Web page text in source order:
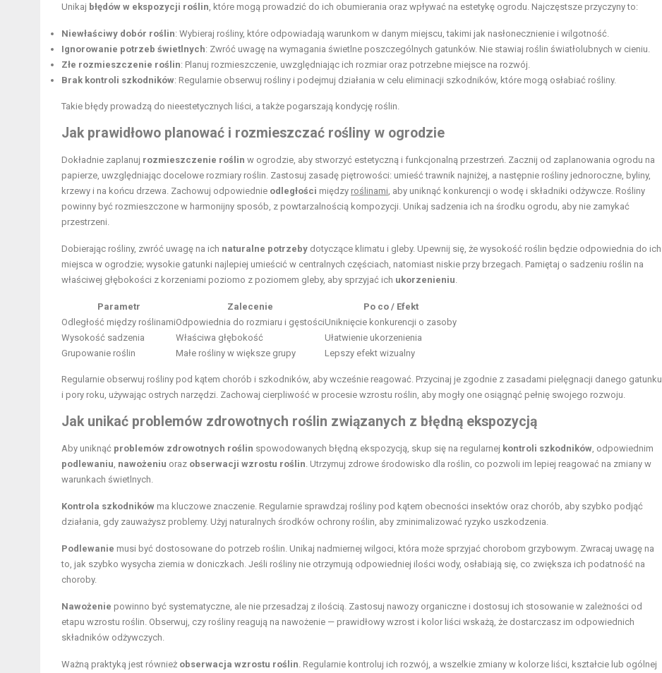
Unikaj błędów w ekspozycji roślin , które mogą prowadzić do ich obumierania oraz wpływać na estetykę ogrodu. Najczęstsze przyczyny to:
Niewłaściwy dobór roślin: Wybieraj rośliny, które odpowiadają warunkom w danym miejscu, takimi jak nasłonecznienie i wilgotność.
Ignorowanie potrzeb świetlnych: Zwróć uwagę na wymagania świetlne poszczególnych gatunków. Nie stawiaj roślin światłolubnych w cieniu.
Złe rozmieszczenie roślin: Planuj rozmieszczenie, uwzględniając ich rozmiar oraz potrzebne miejsce na rozwój.
Brak kontroli szkodników: Regularnie obserwuj rośliny i podejmuj działania w celu eliminacji szkodników, które mogą osłabiać rośliny.
Takie błędy prowadzą do nieestetycznych liści, a także pogarszają kondycję roślin.
Jak prawidłowo planować i rozmieszczać rośliny w ogrodzie
Dokładnie zaplanuj rozmieszczenie roślin w ogrodzie, aby stworzyć estetyczną i funkcjonalną przestrzeń. Zacznij od zaplanowania ogrodu na
papierze, uwzględniając docelowe rozmiary roślin. Zastosuj zasadę piętrowości: umieść trawnik najniżej, a następnie rośliny jednoroczne, byliny,
krzewy i na końcu drzewa. Zachowuj odpowiednie odległości między roślinami , aby uniknąć konkurencji o wodę i składniki odżywcze. Rośliny
powinny być rozmieszczone w harmonijny sposób, z powtarzalnością kompozycji. Unikaj sadzenia ich na środku ogrodu, aby nie zamykać
przestrzeni.
Dobierając rośliny, zwróć uwagę na ich naturalne potrzeby dotyczące klimatu i gleby. Upewnij się, że wysokość roślin będzie odpowiednia do ich
miejsca w ogrodzie; wysokie gatunki najlepiej umieścić w centralnych częściach, natomiast niskie przy brzegach. Pamiętaj o sadzeniu roślin na
właściwej głębokości z korzeniami poziomo z poziomem gleby, aby sprzyjać ich ukorzenieniu
Parametr Zalecenie
Po co / Efekt
Odległość między roślinamiOdpowiednia do rozmiaru i gęstościUniknięcie konkurencji o zasoby
Wysokość sadzenia
Właściwa głębokość
Ułatwienie ukorzenienia
Grupowanie roślin
Małe rośliny w większe grupy Lepszy efekt wizualny
Regularnie obserwuj rośliny pod kątem chorób i szkodników, aby wcześnie reagować. Przycinaj je zgodnie z zasadami pielęgnacji danego gatunku
i pory roku, używając ostrych narzędzi. Zachowaj cierpliwość w procesie wzrostu roślin, aby mogły one osiągnąć pełnię swojego rozwoju.
Jak unikać problemów zdrowotnych roślin związanych z błędną ekspozycją
Aby uniknąć problemów zdrowotnych roślin spowodowanych błędną ekspozycją, skup się na regularnej kontroli szkodników , odpowiednim
podlewaniu nawożeniu oraz obserwacji wzrostu roślin . Utrzymuj zdrowe środowisko dla roślin, co pozwoli im lepiej reagować na zmiany w
warunkach świetlnych.
Kontrola szkodników ma kluczowe znaczenie. Regularnie sprawdzaj rośliny pod kątem obecności insektów oraz chorób, aby szybko podjąć
działania, gdy zauważysz problemy. Użyj naturalnych środków ochrony roślin, aby zminimalizować ryzyko uszkodzenia.
Podlewanie musi być dostosowane do potrzeb roślin. Unikaj nadmiernej wilgoci, która może sprzyjać chorobom grzybowym. Zwracaj uwagę na
to, jak szybko wysycha ziemia w doniczkach. Jeśli rośliny nie otrzymują odpowiedniej ilości wody, osłabiają się, co zwiększa ich podatność na
choroby.
Nawożenie powinno być systematyczne, ale nie przesadzaj z ilością. Zastosuj nawozy organiczne i dostosuj ich stosowanie w zależności od
etapu wzrostu roślin. Obserwuj, czy rośliny reagują na nawożenie — prawidłowy wzrost i kolor liści wskażą, że dostarczasz im odpowiednich
składników odżywczych.
Ważną praktyką jest również obserwacja wzrostu roślin . Regularnie kontroluj ich rozwój, a wszelkie zmiany w kolorze liści, kształcie lub ogólnej